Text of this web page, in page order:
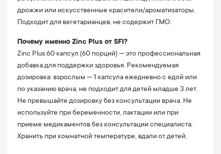
дрожжи или искусственные красители/ароматизаторы.
Подходит для вегетарианцев, не содержит ГМО.
Почему именно Zinc Plus от SFI?
Zinc Plus 60 капсул (60 порций) — это профессиональная
добавка для поддержки здоровья. Рекомендуемая
дозировка: взрослым — 1 капсула ежедневно с едой или
по указанию врача; не подходит для детей младше 3 лет.
Не превышайте дозировку без консультации врача. Не
используйте при беременности, лактации или при
приеме медикаментов без консультации специалиста.
Хранить при комнатной температуре, вдали от детей.